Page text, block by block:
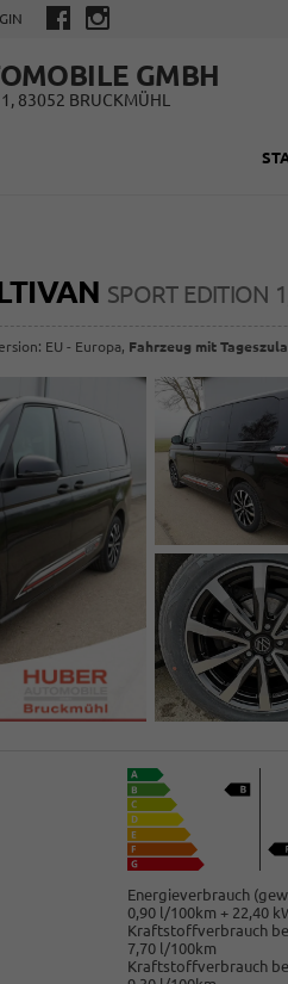
GMBH
83052 BRUCKMÜHL
SPORT EDITION
EU - Europa, Fahrzeug mit
Energieverbrauch
0,90 l/100km + 22,40
Kraftstoffverbrauch
7,70 l/100km
Kraftstoffverbrauch